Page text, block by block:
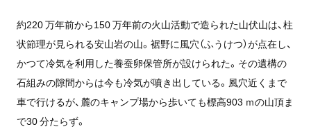
約220 万年前から150 万年前の火山活動で造られた山伏山は、柱
状節理が見られる安山岩の山。裾野に風穴（ふうけつ）が点在し、
かつて冷気を利用した養蚕卵保管所が設けられた。その遺構の
石組みの隙間からは今も冷気が噴き出している。風穴近くまで
車で行けるが、麓のキャンプ場から歩いても標高903 ｍの山頂ま
で30 分たらず。